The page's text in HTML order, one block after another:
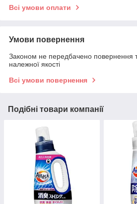
Всі умови оплати
Умови повернення
Законом не передбачено повернення
належної якості
Всі умови повернення
Подібні товари компанії